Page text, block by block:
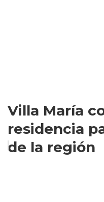
Villa María
residencia
de la región